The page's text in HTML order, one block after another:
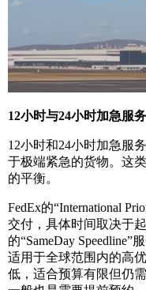
12小时与24小时加急服
12小时和24小时加急服
于极端紧急的货物。这
的平衡。
FedEx的“International
交付，具体时间取决于
的“SameDay Speedline”
适用于全球范围内的高
低，适合预算有限但仍